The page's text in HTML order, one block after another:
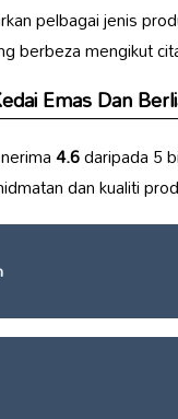
pelbagai jenis
berbeza mengikut
Emas Dan
4.6daripada 5
dan kualiti